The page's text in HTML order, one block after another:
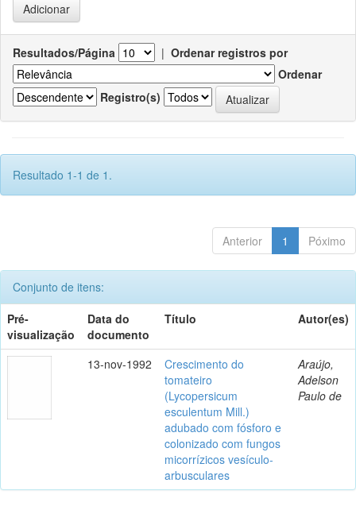
Resultados/Página | Ordenar registros por
Ordenar
Registro(s)
Resultado 1-1 de 1.
Anterior 1 Póximo
Conjunto de itens:
Pré-
visualização
Data do
documento
Título Autor(es)
13-nov-1992
Crescimento do
tomateiro
(Lycopersicum
esculentum Mill.)
adubado com fósforo e
colonizado com fungos
micorrízicos vesículo-
arbusculares
Araújo,
Adelson
Paulo de